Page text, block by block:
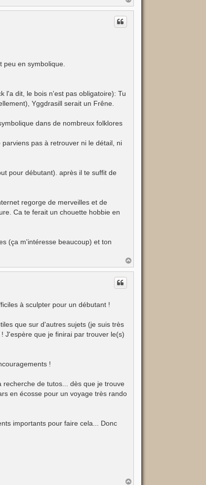
a
u
en symbolique.
l'a dit, le bois n'est pas obligatoire): Tu
Yggdrasill serait un Frêne.
dans de nombreux folklores
pas à retrouver ni le détail, ni
pour débutant). après il te suffit de
regorge de merveilles et de
Ca te ferait un chouette hobbie en
(ça m'intéresse beaucoup) et ton
a
u
à sculpter pour un débutant !
que sur d'autres sujets (je suis très
J'espère que je finirai par trouver le(s)
!
de tutos... dès que je trouve
en écosse pour un voyage très rando
importants pour faire cela... Donc